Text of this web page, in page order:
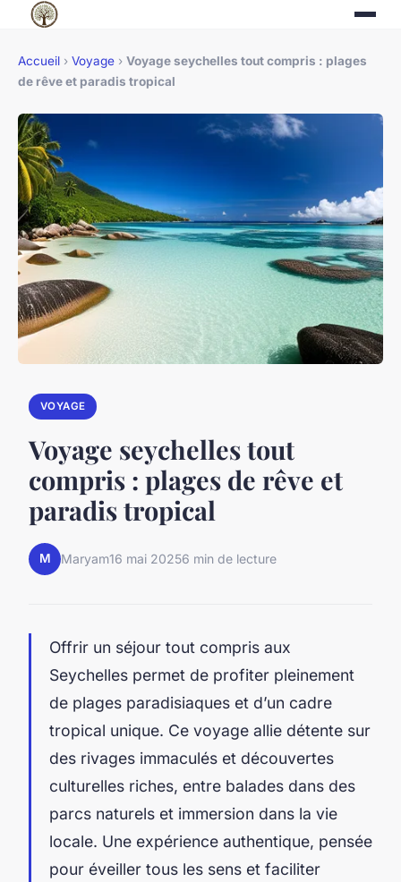
Accueil › Voyage › Voyage seychelles tout compris : plages
de rêve et paradis tropical
VOYAGE
Voyage seychelles tout
compris : plages de rêve et
paradis tropical
M Maryam16 mai 20256 min de lecture
Offrir un séjour tout compris aux
Seychelles permet de profiter pleinement
de plages paradisiaques et d’un cadre
tropical unique. Ce voyage allie détente sur
des rivages immaculés et découvertes
culturelles riches, entre balades dans des
parcs naturels et immersion dans la vie
locale. Une expérience authentique, pensée
pour éveiller tous les sens et faciliter